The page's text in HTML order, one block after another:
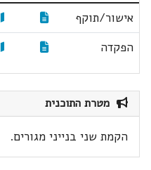
אישור/תוקף
הפקדה
מטרת התוכנית
הקמת שני בנייני מגורים.